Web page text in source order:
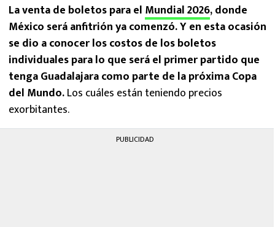
La venta de boletos para el Mundial 2026, donde
México será anfitrión ya comenzó. Y en esta ocasión
se dio a conocer los costos de los boletos
individuales para lo que será el primer partido que
tenga Guadalajara como parte de la próxima Copa
del Mundo.Los cuáles están teniendo precios
exorbitantes.
PUBLICIDAD